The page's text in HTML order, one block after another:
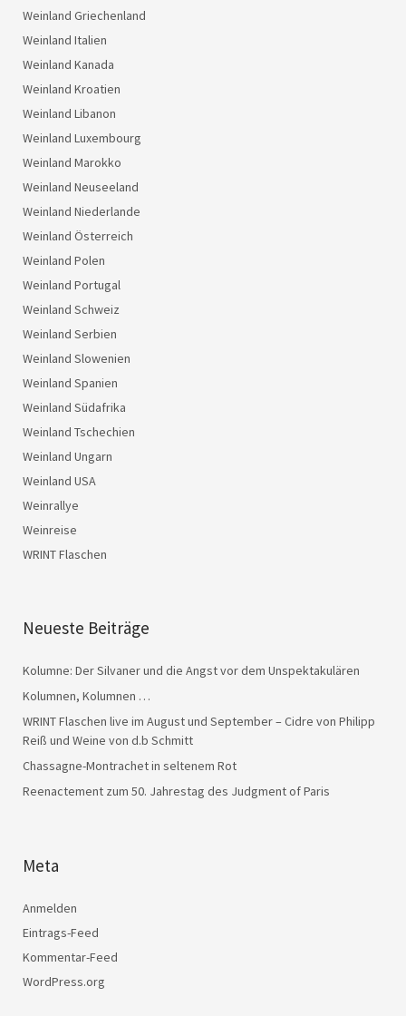
Weinland Griechenland
Weinland Italien
Weinland Kanada
Weinland Kroatien
Weinland Libanon
Weinland Luxembourg
Weinland Marokko
Weinland Neuseeland
Weinland Niederlande
Weinland Österreich
Weinland Polen
Weinland Portugal
Weinland Schweiz
Weinland Serbien
Weinland Slowenien
Weinland Spanien
Weinland Südafrika
Weinland Tschechien
Weinland Ungarn
Weinland USA
Weinrallye
Weinreise
WRINT Flaschen
Neueste Beiträge
Kolumne: Der Silvaner und die Angst vor dem Unspektakulären
Kolumnen, Kolumnen …
WRINT Flaschen live im August und September – Cidre von Philipp
Reiß und Weine von d.b Schmitt
Chassagne-Montrachet in seltenem Rot
Reenactement zum 50. Jahrestag des Judgment of Paris
Meta
Anmelden
Eintrags-Feed
Kommentar-Feed
WordPress.org